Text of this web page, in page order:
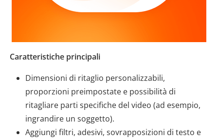
Caratteristiche principali
Dimensioni di ritaglio personalizzabili,
proporzioni preimpostate e possibilità di
ritagliare parti specifiche del video (ad esempio,
ingrandire un soggetto).
Aggiungi filtri, adesivi, sovrapposizioni di testo e